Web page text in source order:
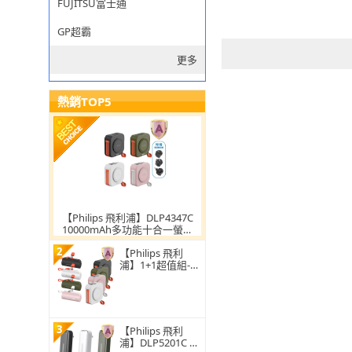
FUJITSU富士通
GP超霸
更多
熱銷TOP5
【Philips 飛利浦】DLP4347C
10000mAh多功能十合一螢幕
顯示行動電源(磁吸/自帶雙線/
無線/37Wh_具Wh標示)
2
【Philips 飛利
浦】1+1超值組-4
示)
3
【Philips 飛利
浦】DLP5201C 49